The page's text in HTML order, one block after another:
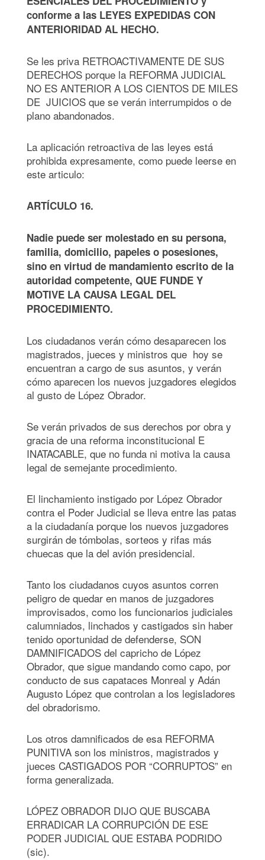
conforme a las LEYES EXPEDIDAS CON
ANTERIORIDAD AL HECHO.
Se les priva RETROACTIVAMENTE DE SUS
DERECHOS porque la REFORMA JUDICIAL
NO ES ANTERIOR A LOS CIENTOS DE MILES
DE JUICIOS que se verán interrumpidos o de
plano abandonados.
La aplicación retroactiva de las leyes está
prohibida expresamente, como puede leerse en
este articulo:
ARTÍCULO 16.
Nadie puede ser molestado en su persona,
familia, domicilio, papeles o posesiones,
sino en virtud de mandamiento escrito de la
autoridad competente, QUE FUNDE Y
MOTIVE LA CAUSA LEGAL DEL
PROCEDIMIENTO.
Los ciudadanos verán cómo desaparecen los
magistrados, jueces y ministros que hoy se
encuentran a cargo de sus asuntos, y verán
cómo aparecen los nuevos juzgadores elegidos
al gusto de López Obrador.
Se verán privados de sus derechos por obra y
gracia de una reforma inconstitucional E
INATACABLE, que no funda ni motiva la causa
legal de semejante procedimiento.
El linchamiento instigado por López Obrador
contra el Poder Judicial se lleva entre las patas
a la ciudadanía porque los nuevos juzgadores
surgirán de tómbolas, sorteos y rifas más
chuecas que la del avión presidencial.
Tanto los ciudadanos cuyos asuntos corren
peligro de quedar en manos de juzgadores
improvisados, como los funcionarios judiciales
calumniados, linchados y castigados sin haber
tenido oportunidad de defenderse, SON
DAMNIFICADOS del capricho de López
Obrador, que sigue mandando como capo, por
conducto de sus capataces Monreal y Adán
Augusto López que controlan a los legisladores
del obradorismo.
Los otros damnificados de esa REFORMA
PUNITIVA son los ministros, magistrados y
jueces CASTIGADOS POR “CORRUPTOS” en
forma generalizada.
LÓPEZ OBRADOR DIJO QUE BUSCABA
ERRADICAR LA CORRUPCIÓN DE ESE
PODER JUDICIAL QUE ESTABA PODRIDO
(sic).